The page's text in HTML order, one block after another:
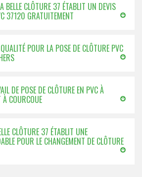
BELLE CLÔTURE 37 ÉTABLIT UN DEVIS
37120 GRATUITEMENT
POUR LA POSE DE CLÔTURE PVC
DE POSE DE CLÔTURE EN PVC À
À COURCOUE
CLÔTURE 37 ÉTABLIT UNE
POUR LE CHANGEMENT DE CLÔTURE